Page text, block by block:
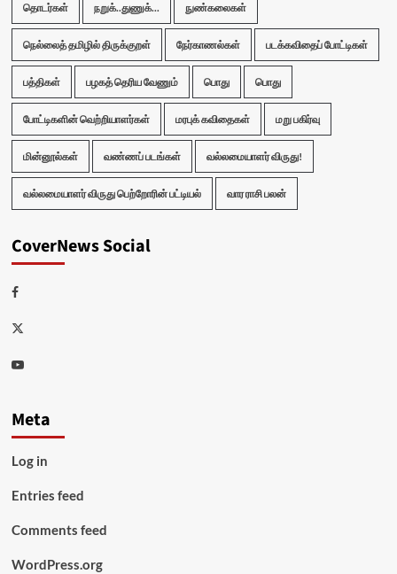
தொடர்கள் நறுக்..துணுக்... நுண்கலைகள்
நெல்லைத் தமிழில் திருக்குறள் நேர்காணல்கள் படக்கவிதைப் போட்டிகள்
பத்திகள் பழகத் தெரிய வேணும் பொது பொது
போட்டிகளின் வெற்றியாளர்கள் மரபுக் கவிதைகள் மறு பகிர்வு
மின்னூல்கள் வண்ணப் படங்கள் வல்லமையாளர் விருது!
வல்லமையாளர் விருது பெற்றோரின் பட்டியல் வார ராசி பலன்
CoverNews Social
Facebook
Twitter
Youtube
Meta
Log in
Entries feed
Comments feed
WordPress.org